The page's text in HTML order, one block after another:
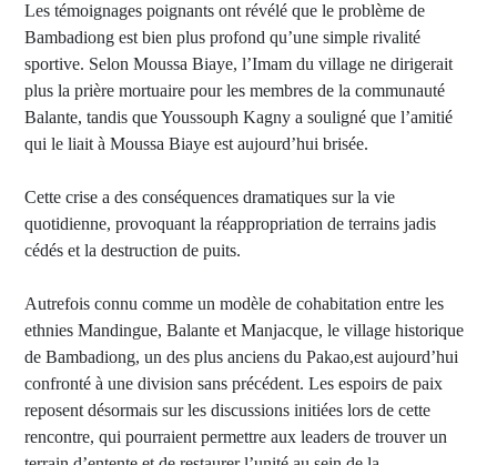
Les témoignages poignants ont révélé que le problème de
Bambadiong est bien plus profond qu’une simple rivalité
sportive. Selon Moussa Biaye, l’Imam du village ne dirigerait
plus la prière mortuaire pour les membres de la communauté
Balante, tandis que Youssouph Kagny a souligné que l’amitié
qui le liait à Moussa Biaye est aujourd’hui brisée.
Cette crise a des conséquences dramatiques sur la vie
quotidienne, provoquant la réappropriation de terrains jadis
cédés et la destruction de puits.
Autrefois connu comme un modèle de cohabitation entre les
ethnies Mandingue, Balante et Manjacque, le village historique
de Bambadiong, un des plus anciens du Pakao,est aujourd’hui
confronté à une division sans précédent. Les espoirs de paix
reposent désormais sur les discussions initiées lors de cette
rencontre, qui pourraient permettre aux leaders de trouver un